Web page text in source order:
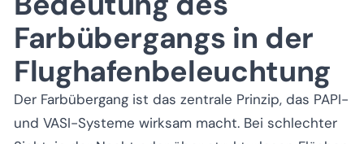
Farbübergangs in der
Flughafenbeleuchtung
Der Farbübergang ist das zentrale Prinzip, das PAPI-
und VASI-Systeme wirksam macht. Bei schlechter